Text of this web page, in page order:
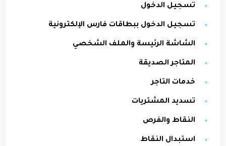
تسجيل الدخول
تسجيل الدخول ببطاقات فارس الإلكترونية
الشاشة الرئيسة والملف الشخصي
المتاجر الصديقة
خدمات التاجر
تسديد المشتريات
النقاط والفرص
استبدال النقاط